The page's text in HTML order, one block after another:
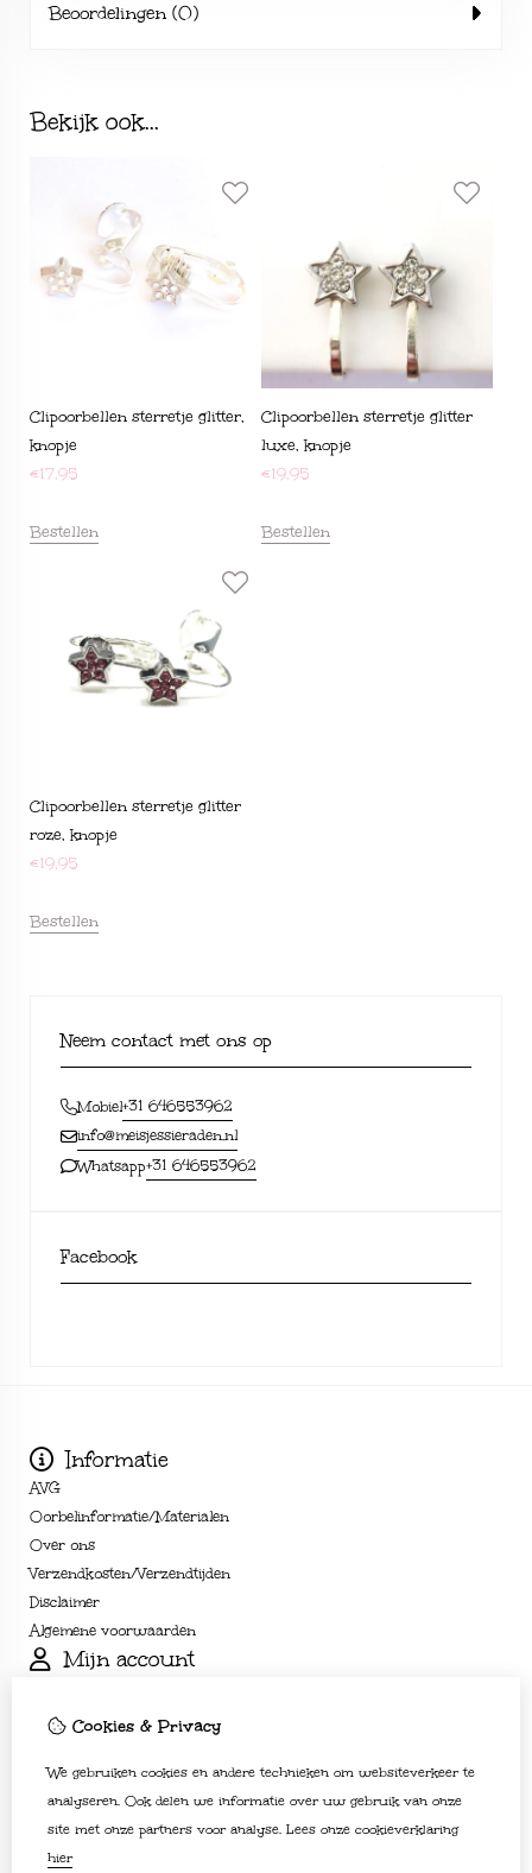
Beoordelingen (0)
Bekijk ook...
Clipoorbellen sterretje glitter,
knopje
€17,95
Bestellen
Clipoorbellen sterretje glitter
luxe, knopje
€19,95
Bestellen
Clipoorbellen sterretje glitter
roze, knopje
€19,95
Bestellen
Neem contact met ons op
Mobiel+31 646553962
info@meisjessieraden.nl
Whatsapp+31 646553962
Facebook
Informatie
AVG
Oorbelinformatie/Materialen
Over ons
Verzendkosten/Verzendtijden
Disclaimer
Algemene voorwaarden
Mijn account
Bestelhistorie
Nieuwsbrief
Klantenservice
Contact
Sitemap
Cookies & Privacy
We gebruiken cookies en andere technieken om websiteverkeer te
analyseren. Ook delen we informatie over uw gebruik van onze
site met onze partners voor analyse. Lees onze cookieverklaring
hier